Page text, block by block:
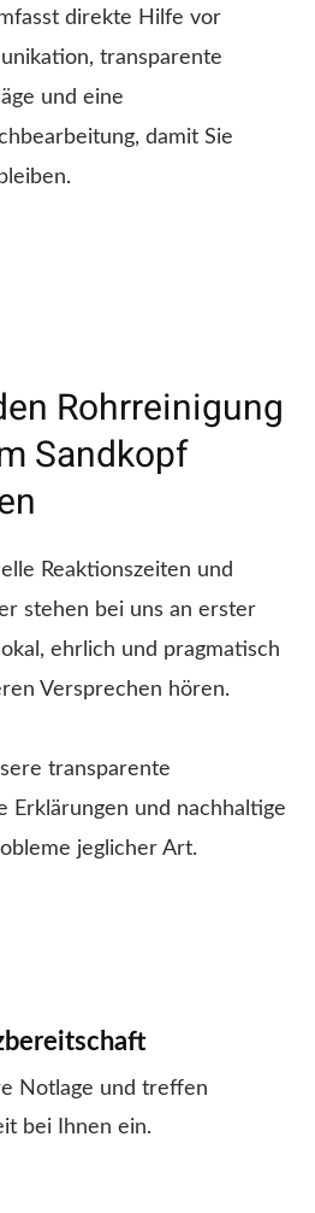
direkte Hilfe vor
transparente
und eine
damit Sie
Rohrreinigung
Sandkopf
Reaktionszeiten und
stehen bei uns an erster
ehrlich und pragmatisch
Versprechen hören.
transparente
Erklärungen und nachhaltige
jeglicher Art.
Notlage und treffen
bei Ihnen ein.